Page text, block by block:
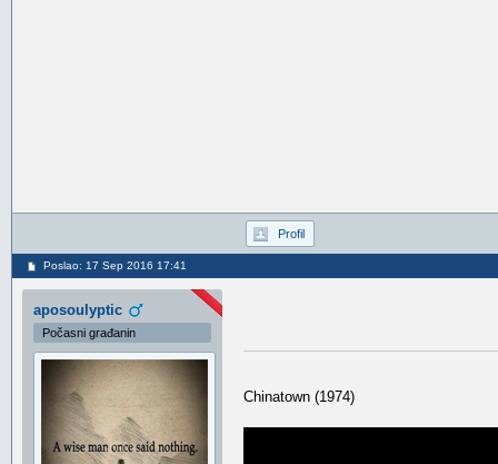
Profil
Poslao: 17 Sep 2016 17:41
aposoulyptic
Počasni građanin
Chinatown (1974)